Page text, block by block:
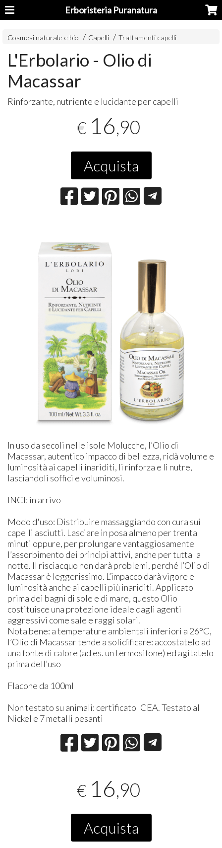
Erboristeria Puranatura
Cosmesi naturale e bio Capelli Trattamenti capelli
L'Erbolario - Olio di
Macassar
Rinforzante, nutriente e lucidante per capelli
€ 16,90
Acquista
In uso da secoli nelle isole Molucche, l’Olio di
Macassar, autentico impacco di bellezza, ridà volume e
luminosità ai capelli inariditi, li rinforza e li nutre,
lasciandoli soffici e voluminosi.
INCI: in arrivo
Modo d'uso: Distribuire massaggiando con cura sui
capelli asciutti. Lasciare in posa almeno per trenta
minuti oppure, per prolungare vantaggiosamente
l’assorbimento dei principi attivi, anche per tutta la
notte. Il risciacquo non darà problemi, perché l’Olio di
Macassar è leggerissimo. L’impacco darà vigore e
luminosità anche ai capelli più inariditi. Applicato
prima dei bagni di sole e di mare, questo Olio
costituisce una protezione ideale dagli agenti
aggressivi come sale e raggi solari.
Nota bene: a temperature ambientali inferiori a 26°C,
l’Olio di Macassar tende a solidificare: accostatelo ad
una fonte di calore (ad es. un termosifone) ed agitatelo
prima dell’uso
Flacone da 100ml
Non testato su animali: certificato ICEA. Testato al
Nickel e 7 metalli pesanti
€ 16,90
Acquista